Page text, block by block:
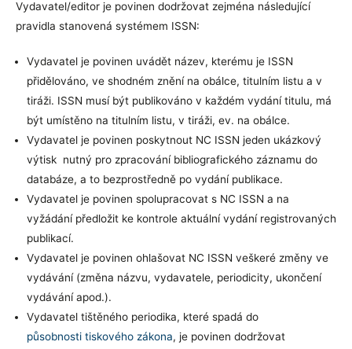
Vydavatel/editor je povinen dodržovat zejména následující
pravidla stanovená systémem ISSN:
Vydavatel je povinen uvádět název, kterému je ISSN
přidělováno, ve shodném znění na obálce, titulním listu a v
tiráži. ISSN musí být publikováno v každém vydání titulu, má
být umístěno na titulním listu, v tiráži, ev. na obálce.
Vydavatel je povinen poskytnout NC ISSN jeden ukázkový
výtisk nutný pro zpracování bibliografického záznamu do
databáze, a to bezprostředně po vydání publikace.
Vydavatel je povinen spolupracovat s NC ISSN a na
vyžádání předložit ke kontrole aktuální vydání registrovaných
publikací.
Vydavatel je povinen ohlašovat NC ISSN veškeré změny ve
vydávání (změna názvu, vydavatele, periodicity, ukončení
vydávání apod.).
Vydavatel tištěného periodika, které spadá do
působnosti tiskového zákona, je povinen dodržovat